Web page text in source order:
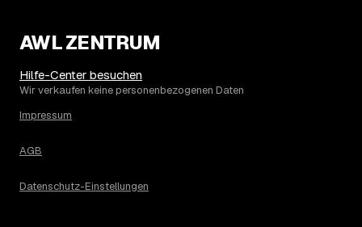
Die Spanne ergibt sich vor allem aus Menge und
eher am unteren Ende, eine voll möblierte Wohnung mit
Etage ohne Aufzug oder viel Sperrmüll eher am oberen.
Sondermüllanteil verschieben den Endpreis. Den genauen
kostenlosen Einschätzung.
AWL ZENTRUM
Hilfe-Center besuchen
Wir verkaufen keine personenbezogenen Daten
Impressum
AGB
Datenschutz-Einstellungen